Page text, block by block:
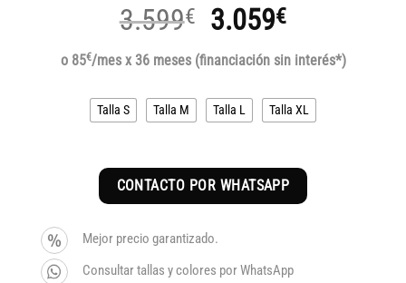
3.599€
El
precio
original
era:
3.059€El
precio
actual
es:
o 85€/mes x 36 meses (financiación sin interés*)
Talla S Talla M Talla L Talla XL
CONTACTO POR WHATSAPP
Mejor precio garantizado.
Consultar tallas y colores por WhatsApp